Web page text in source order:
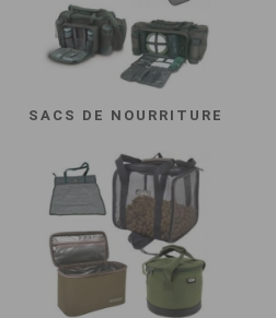
SACS DE NOURRITURE